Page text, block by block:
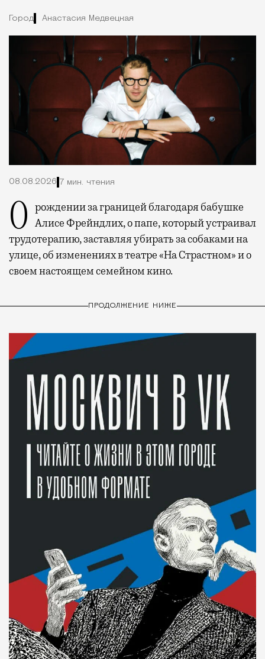
Город Анастасия Медвецкая
08.08.2026 7 мин. чтения
О рождении за границей благодаря бабушке Алисе Фрейндлих, о папе, который устраивал
трудотерапию, заставляя убирать за собаками на
улице, об изменениях в театре «На Страстном» и о
своем настоящем семейном кино.
ПРОДОЛЖЕНИЕ НИЖЕ